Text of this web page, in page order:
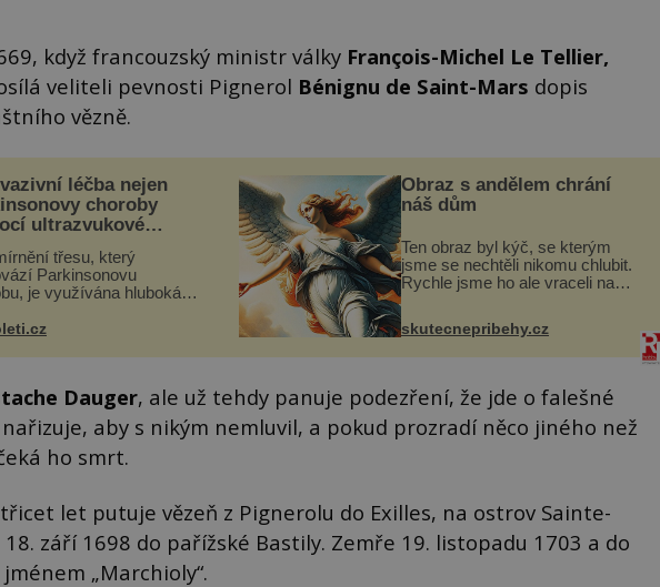
když francouzský ministr války François-Michel Le Tellier,
veliteli pevnosti Pignerol Bénignu de Saint-Mars dopis
vězně.
léčba nejen
choroby
ultrazvukové
třesu, který
Parkinsonovu
je využívána hluboká
vysoce invazivní
k dostatečně přesnému
Obraz s andělem chrání
náš dům
Ten obraz byl kýč, se kterým
jsme se nechtěli nikomu chlubit.
Rychle jsme ho ale vraceli na
domek na severu Čech, kde
jsme si naplánova...
skutecnepribehy.cz
Dauger, ale už tehdy panuje podezření, že jde o falešné
aby s nikým nemluvil, a pokud prozradí něco jiného než
ho smrt.
let putuje vězeň z Pignerolu do Exilles, na ostrov Sainte-
září 1698 do pařížské Bastily. Zemře 19. listopadu 1703 a do
„Marchioly“.